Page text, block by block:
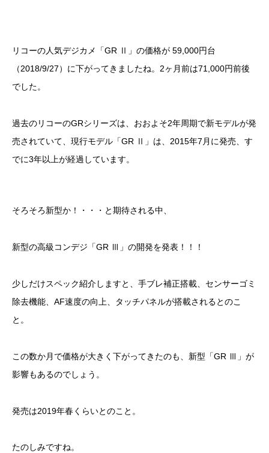
リコーの人気デジカメ「GR Ⅱ」の価格が 59,000円台
（2018/9/27）に下がってきましたね。2ヶ月前は71,000円前後
でした。
過去のリコーのGRシリーズは、おおよそ2年周期で新モデルが発
売されていて、現行モデル「GR Ⅱ」は、2015年7月に発売、す
でに3年以上が経過しています。
そろそろ新型か！・・・と期待される中、
新型の高級コンデジ「GR Ⅲ」の開発を発表！！！
少しだけスペック紹介しますと、手ブレ補正搭載、センサーゴミ
除去機能、AF速度の向上、タッチパネルが搭載されるとのこ
と。
この数か月で価格が大きく下がってきたのも、新型「GR Ⅲ」が
影響もあるのでしょう。
発売は2019年春くらいとのこと。
たのしみですね。